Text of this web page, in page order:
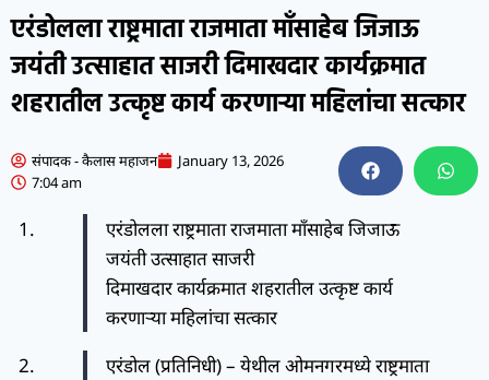
एरंडोलला राष्ट्रमाता राजमाता माँसाहेब जिजाऊ
जयंती उत्साहात साजरी दिमाखदार कार्यक्रमात
शहरातील उत्कृष्ट कार्य करणार्‍या महिलांचा सत्कार
संपादक - कैलास महाजन
January 13, 2026
7:04 am
एरंडोलला राष्ट्रमाता राजमाता माँसाहेब जिजाऊ
जयंती उत्साहात साजरी
दिमाखदार कार्यक्रमात शहरातील उत्कृष्ट कार्य
करणार्‍या महिलांचा सत्कार
एरंडोल (प्रतिनिधी) – येथील ओमनगरमध्ये राष्ट्रमाता